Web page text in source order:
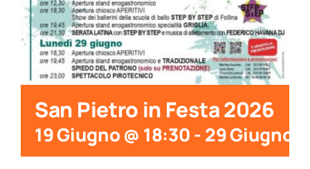
San Pietro in Festa 2026
19 Giugno @ 18:30-29 Giugno